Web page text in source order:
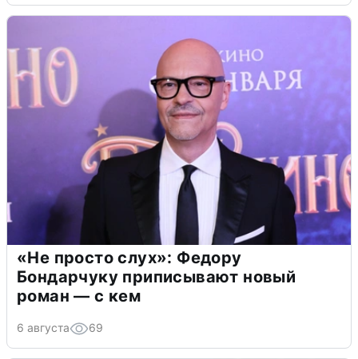
«Не просто слух»: Федору
Бондарчуку приписывают новый
роман — с кем
6 августа 69